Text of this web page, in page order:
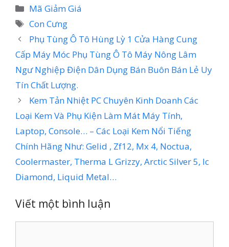
Danh
mục
Mã Giảm Giá
Thẻ
Con Cưng
Phụ Tùng Ô Tô Hùng Lỳ 1 Cửa Hàng Cung
Cấp Máy Móc Phụ Tùng Ô Tô Máy Nông Lâm
Ngư Nghiệp Điện Dân Dụng Bán Buôn Bán Lẻ Uy
Tín Chất Lượng.
Kem Tản Nhiệt PC Chuyên Kinh Doanh Các
Loại Kem Và Phụ Kiện Làm Mát Máy Tính,
Laptop, Console… – Các Loại Kem Nổi Tiếng
Chính Hãng Như: Gelid , Zf12, Mx 4, Noctua,
Coolermaster, Therma L Grizzy, Arctic Silver 5, Ic
Diamond, Liquid Metal…
Viết một bình luận